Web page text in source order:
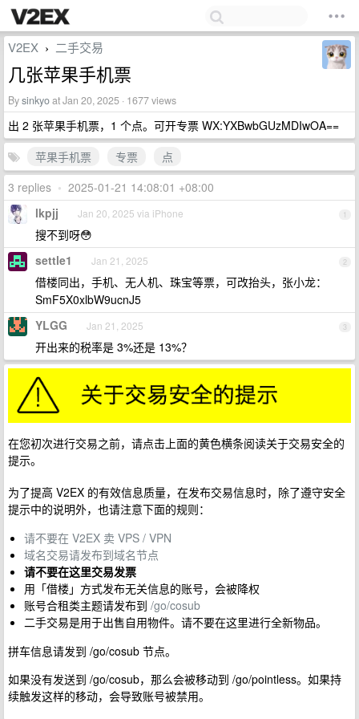
V2EX › 二手交易
几张苹果手机票
Bysinkyoat Jan 20, 2025 · 1677 views
出 2 张苹果手机票，1 个点。可开专票 WX:YXBwbGUzMDIwOA==
苹果手机票
专票
点
3 replies • 2025-01-21 14:08:01 +08:00
1
lkpjj Jan 20, 2025 via iPhone
搜不到呀😳
2
settle1 Jan 21, 2025
借楼同出，手机、无人机、珠宝等票，可改抬头，张小龙：
SmF5X0xlbW9ucnJ5
3
YLGG Jan 21, 2025
开出来的税率是 3%还是 13%？
在您初次进行交易之前，请点击上面的黄色横条阅读关于交易安全的
提示。
为了提高 V2EX 的有效信息质量，在发布交易信息时，除了遵守安全
提示中的说明外，也请注意下面的规则：
请不要在 V2EX 卖 VPS / VPN
域名交易请发布到域名节点
请不要在这里交易发票
用「借楼」方式发布无关信息的账号，会被降权
账号合租类主题请发布到 /go/cosub
二手交易是用于出售自用物件。请不要在这里进行全新物品。
拼车信息请发到 /go/cosub 节点。
如果没有发送到 /go/cosub，那么会被移动到 /go/pointless。如果持
续触发这样的移动，会导致账号被禁用。